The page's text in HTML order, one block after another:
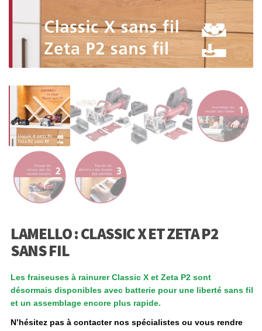
LAMELLO : CLASSIC X ET ZETA P2
SANS FIL
Les fraiseuses à rainurer Classic X et Zeta P2 sont
désormais disponibles avec batterie pour une liberté sans fil
et un assemblage encore plus rapide.
N’hésitez pas à contacter nos spécialistes ou vous rendre